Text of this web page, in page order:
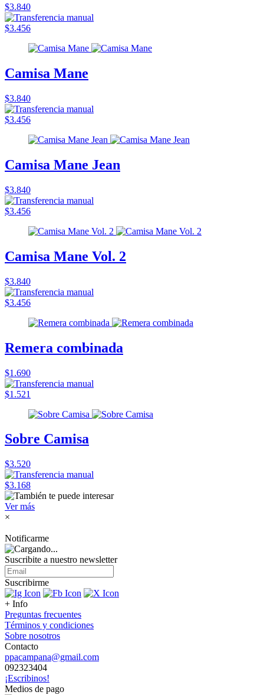
$3.840
$3.456
Camisa Mane
$3.840
$3.456
Camisa Mane Jean
$3.840
$3.456
Camisa Mane Vol. 2
$3.840
$3.456
Remera combinada
$1.690
$1.521
Sobre Camisa
$3.520
$3.168
Ver más
×
Notificarme
Suscribite a nuestro newsletter
Suscribirme
+ Info
Preguntas frecuentes
Términos y condiciones
Sobre nosotros
Contacto
ppacampana@gmail.com
092323404
¡Escribinos!
Medios de pago